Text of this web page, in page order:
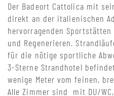
Der Badeort Cattolica mit
direkt an der italienischen
hervorragenden
und Regenerieren.
für die nötige sportliche
3-Sterne Strandhotel
wenige Meter vom feinen,
Alle Zimmer sind mit DU/